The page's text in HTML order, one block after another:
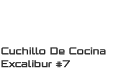
Cuchillo De Cocina
Excalibur #7